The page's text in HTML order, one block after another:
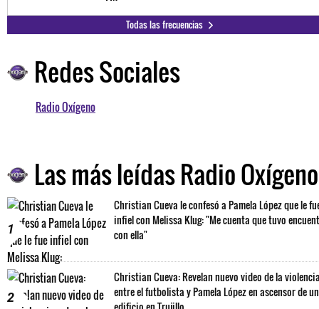
Todas las frecuencias
Redes Sociales
Las más leídas Radio Oxígeno
1
Christian Cueva le confesó a Pamela López que le
infiel con Melissa Klug: "Me cuenta que tuvo
con ella"
2
Christian Cueva: Revelan nuevo video de la
entre el futbolista y Pamela López en ascensor de un
edificio en Trujillo